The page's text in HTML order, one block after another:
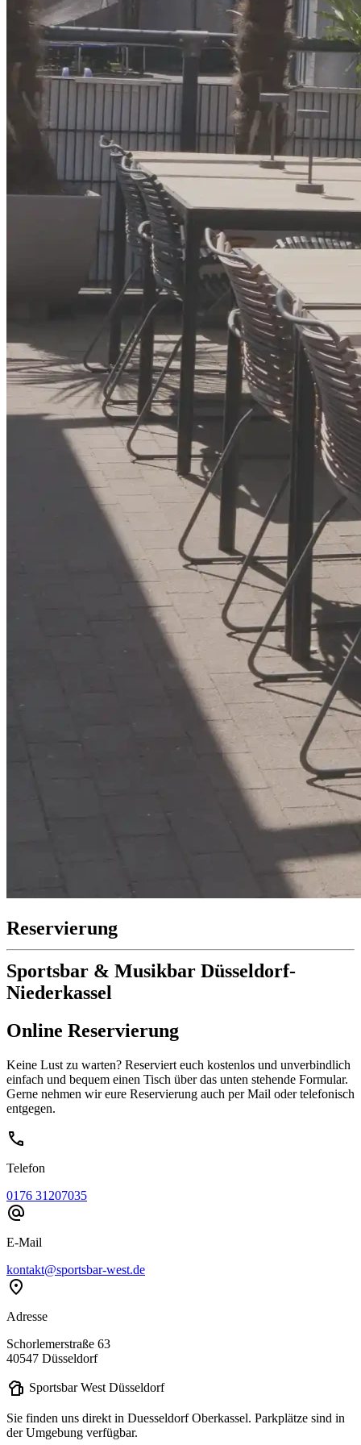
Reservierung
Sportsbar & Musikbar Düsseldorf-
Niederkassel
Online Reservierung
Keine Lust zu warten? Reserviert euch kostenlos und unverbindlich
einfach und bequem einen Tisch über das unten stehende Formular.
Gerne nehmen wir eure Reservierung auch per Mail oder telefonisch
entgegen.
call
Telefon
0176 31207035
alternate_email
E-Mail
kontakt@sportsbar-west.de
location_on
Adresse
Schorlemerstraße 63
40547 Düsseldorf
sports_bar Sportsbar West Düsseldorf
Sie finden uns direkt in Duesseldorf Oberkassel. Parkplätze sind in
der Umgebung verfügbar.